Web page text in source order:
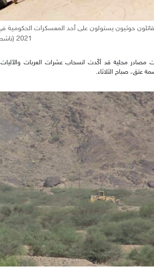
2021 (ناشطون)
مصادر محلية قد أكّدت انسحاب عشرات العربات والآليات
عتق، صباح الثلاثاء.